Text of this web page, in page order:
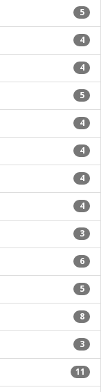
5
4
4
5
4
4
4
4
3
6
5
8
3
11